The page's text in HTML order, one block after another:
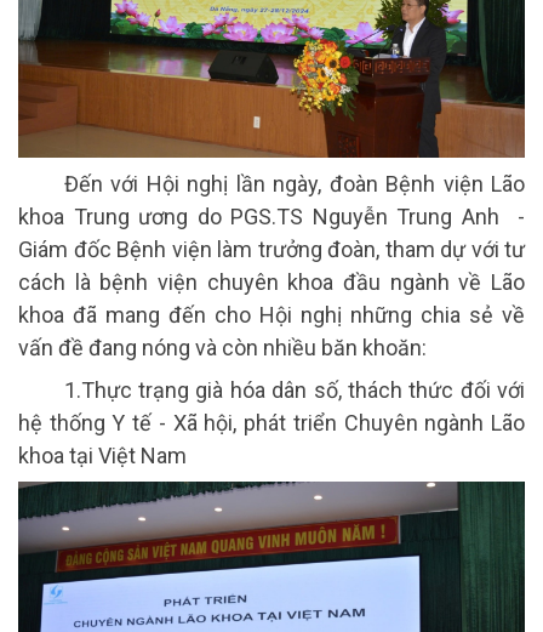
Đến với Hội nghị lần ngày, đoàn Bệnh viện Lão
khoa Trung ương do PGS.TS Nguyễn Trung Anh -
Giám đốc Bệnh viện làm trưởng đoàn, tham dự với tư
cách là bệnh viện chuyên khoa đầu ngành về Lão
khoa đã mang đến cho Hội nghị những chia sẻ về
vấn đề đang nóng và còn nhiều băn khoăn:
1.Thực trạng già hóa dân số, thách thức đối với
hệ thống Y tế - Xã hội, phát triển Chuyên ngành Lão
khoa tại Việt Nam